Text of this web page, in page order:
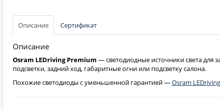
Описание Сертификат
Описание
Osram LEDriving Premium — светодиодные источники света
подсветки, задний ход, габаритные огни или подсветку салона.
Похожие светодиоды с уменьшенной гарантией —Osram